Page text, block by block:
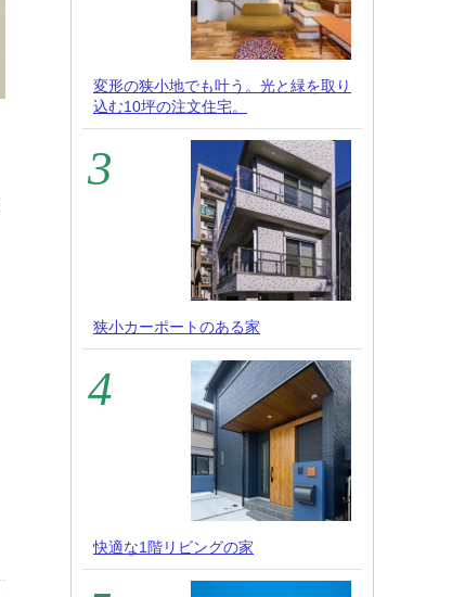
変形の狭小地でも叶う。光と緑を取り
込む10坪の注文住宅。
狭小カーポートのある家
快適な1階リビングの家